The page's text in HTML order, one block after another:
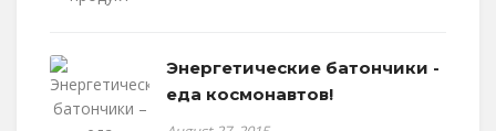
Энергетические батончики -
еда космонавтов!